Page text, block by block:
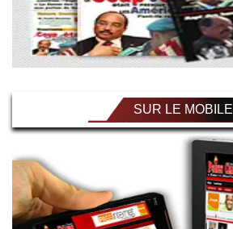
SUR LE MOBILE